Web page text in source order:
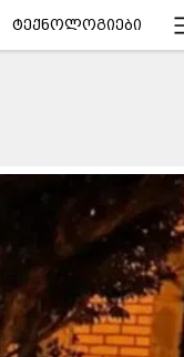
ტექნოლოგიები